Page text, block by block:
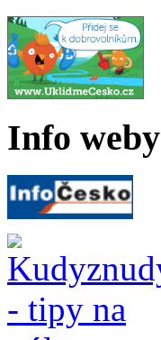
Info weby